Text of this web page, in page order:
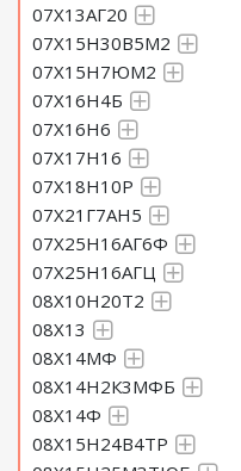
07Х13АГ20
07Х15Н30В5М2
07Х15Н7ЮМ2
07Х16Н4Б
07Х16Н6
07Х17Н16
07Х18Н10Р
07Х21Г7АН5
07Х25Н16АГ6Ф
07Х25Н16АГЦ
08Х10Н20Т2
08Х13
08Х14МФ
08Х14Н2К3МФБ
08Х14Ф
08Х15Н24В4ТР